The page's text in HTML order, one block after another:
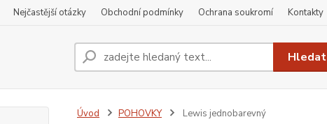
Nejčastější otázky Obchodní podmínky Ochrana soukromí Kontakty
Hledat
Úvod POHOVKY Lewis jednobarevný